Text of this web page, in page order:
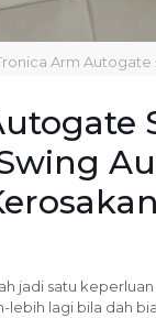
Arm Autogate
jadi satu
lebih lagi bila dah